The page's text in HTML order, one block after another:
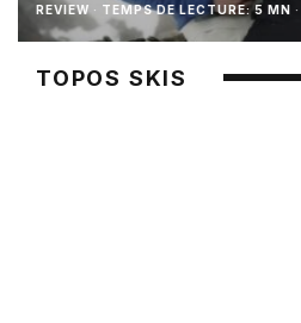
REVIEW · TEMPS DE LECTURE: 5 MN ·
TOPOS SKIS